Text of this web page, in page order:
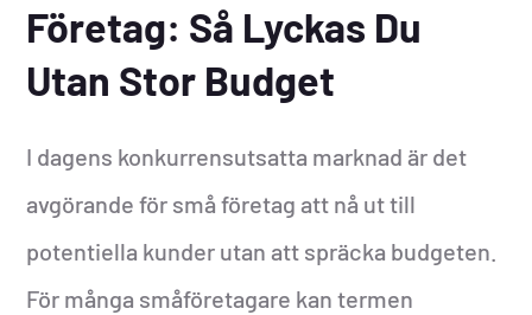
Företag: Så Lyckas Du
Utan Stor Budget
I dagens konkurrensutsatta marknad är det
avgörande för små företag att nå ut till
potentiella kunder utan att spräcka budgeten.
För många småföretagare kan termen